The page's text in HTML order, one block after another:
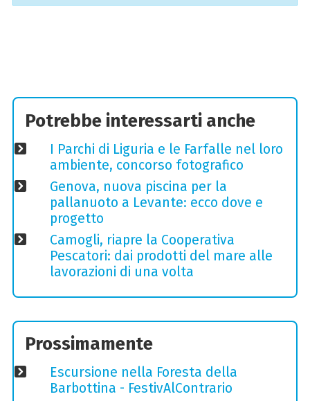
Potrebbe interessarti anche
I Parchi di Liguria e le Farfalle nel loro
ambiente, concorso fotografico
Genova, nuova piscina per la
pallanuoto a Levante: ecco dove e
progetto
Camogli, riapre la Cooperativa
Pescatori: dai prodotti del mare alle
lavorazioni di una volta
Prossimamente
Escursione nella Foresta della
Barbottina - FestivAlContrario